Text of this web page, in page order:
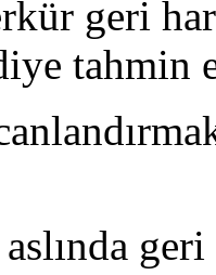
geri
tahmin
geri